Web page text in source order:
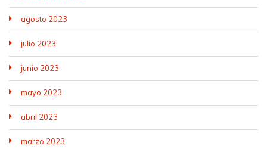
agosto 2023
julio 2023
junio 2023
mayo 2023
abril 2023
marzo 2023